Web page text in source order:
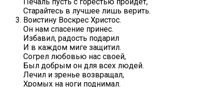
Старайтесь в лучшее лишь верить.
Воистину Воскрес Христос.
Он нам спасение принес.
Избавил, радость подарил
И в каждом миге защитил.
Согрел любовью нас своей,
Был добрым он для всех людей.
Лечил и зренье возвращал,
Хромых на ноги поднимал.